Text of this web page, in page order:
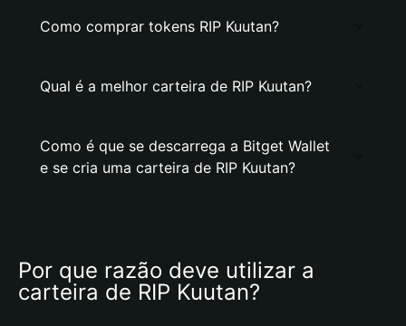
Como comprar tokens RIP Kuutan?
Qual é a melhor carteira de RIP Kuutan?
Como é que se descarrega a Bitget Wallet
e se cria uma carteira de RIP Kuutan?
Por que razão deve utilizar a
carteira de RIP Kuutan?